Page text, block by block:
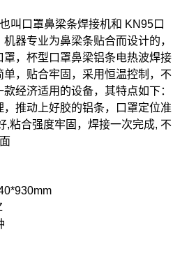
叫口罩鼻梁条焊接机和 KN95口
器专业为鼻梁条贴合而设计的，
罩，杯型口罩鼻梁铝条电热波焊接
单，贴合牢固，采用恒温控制，不
经济适用的设备，其特点如下：
，推动上好胶的铝条，口罩定位准
,粘合强度牢固，焊接一次完成, 不